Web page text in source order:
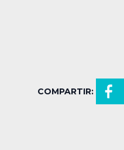
COMPARTIR: